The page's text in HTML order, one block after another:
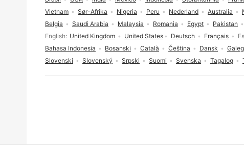
Språkvalg
English United Kingdom United States Deutsch Français
Bahasa Indonesia
Bosanski Català Čeština Dansk
Slovenski
Slovenský Srpski Suomi Svenska Tagalog
Vietnam
Sør-Afrika Nigeria Peru Nederland Australia
Belgia
Saudi Arabia Malaysia Romania Egypt Pakistan